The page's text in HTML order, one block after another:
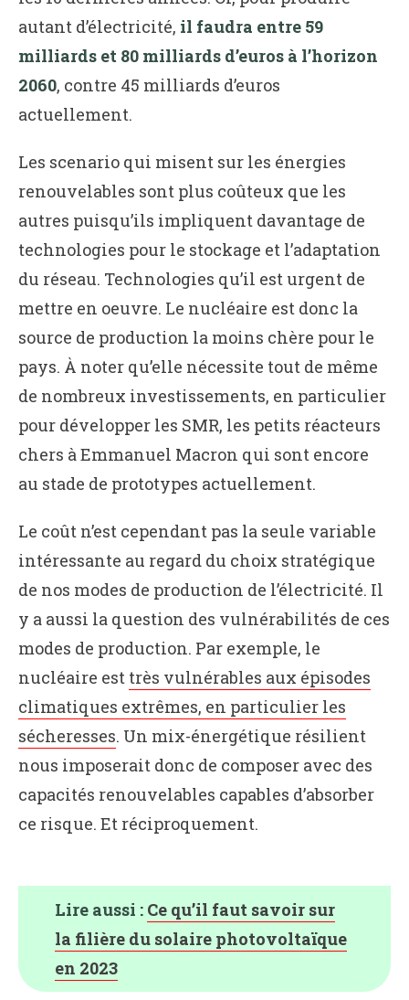
autant d’électricité, il faudra entre 59
milliards et 80 milliards d’euros à l’horizon
2060, contre 45 milliards d’euros
actuellement.
Les scenario qui misent sur les énergies
renouvelables sont plus coûteux que les
autres puisqu’ils impliquent davantage de
technologies pour le stockage et l’adaptation
du réseau. Technologies qu’il est urgent de
mettre en oeuvre. Le nucléaire est donc la
source de production la moins chère pour le
pays. À noter qu’elle nécessite tout de même
de nombreux investissements, en particulier
pour développer les SMR, les petits réacteurs
chers à Emmanuel Macron qui sont encore
au stade de prototypes actuellement.
Le coût n’est cependant pas la seule variable
intéressante au regard du choix stratégique
de nos modes de production de l’électricité. Il
y a aussi la question des vulnérabilités de ces
modes de production. Par exemple, le
nucléaire est très vulnérables aux épisodes
climatiques extrêmes, en particulier les
sécheresses. Un mix-énergétique résilient
nous imposerait donc de composer avec des
capacités renouvelables capables d’absorber
ce risque. Et réciproquement.
Lire aussi : Ce qu’il faut savoir sur
la filière du solaire photovoltaïque
en 2023